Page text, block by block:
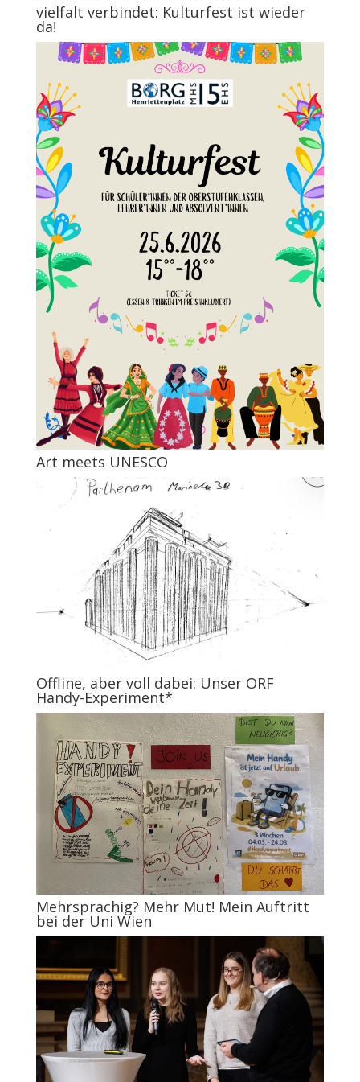
vielfalt verbindet: Kulturfest ist wieder
da!
Art meets UNESCO
Offline, aber voll dabei: Unser ORF
Handy-Experiment*
Mehrsprachig? Mehr Mut! Mein Auftritt
bei der Uni Wien